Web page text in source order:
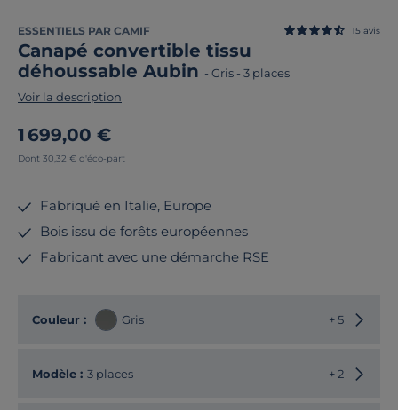
ESSENTIELS PAR CAMIF
Canapé convertible tissu
déhoussable Aubin - Gris - 3 places
15 avis
Voir la description
1 699,00 €
Dont 30,32 € d'éco-part
Fabriqué en Italie, Europe
Bois issu de forêts européennes
Fabricant avec une démarche RSE
Couleur : Gris + 5
Modèle : 3 places + 2